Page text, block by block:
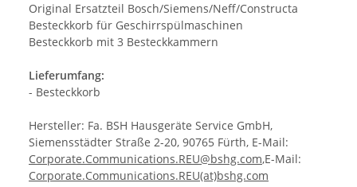
Original Ersatzteil Bosch/Siemens/Neff/Constructa
Besteckkorb für Geschirrspülmaschinen
Besteckkorb mit 3 Besteckkammern
Lieferumfang:
- Besteckkorb
Hersteller: Fa. BSH Hausgeräte Service GmbH,
Siemensstädter Straße 2-20, 90765 Fürth, E-Mail:
Corporate.Communications.REU@bshg.com,E-Mail:
Corporate.Communications.REU(at)bshg.com